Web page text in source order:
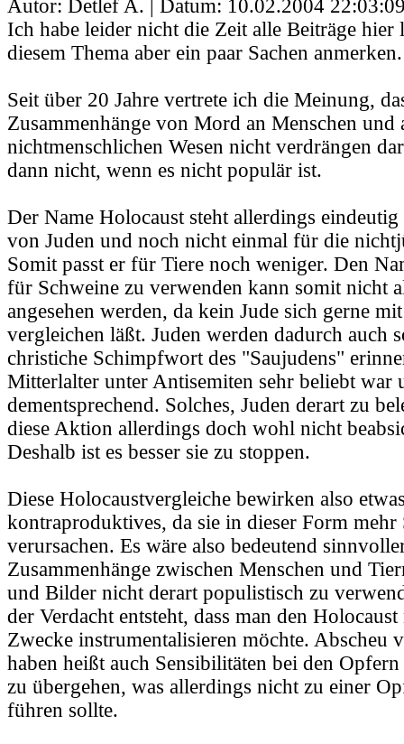
Autor: Detlef A. | Datum: 10.02.2004
Ich habe leider nicht die Zeit alle Beiträge hier
diesem Thema aber ein paar Sachen anmerken.
Seit über 20 Jahre vertrete ich die Meinung,
Zusammenhänge von Mord an Menschen und
nichtmenschlichen Wesen nicht verdrängen
dann nicht, wenn es nicht populär ist.
Der Name Holocaust steht allerdings
von Juden und noch nicht einmal für die
Somit passt er für Tiere noch weniger. Den
für Schweine zu verwenden kann somit nicht
angesehen werden, da kein Jude sich gerne
vergleichen läßt. Juden werden dadurch auch
christiche Schimpfwort des "Saujudens"
Mitterlalter unter Antisemiten sehr beliebt war
dementsprechend. Solches, Juden derart zu
diese Aktion allerdings doch wohl nicht
Deshalb ist es besser sie zu stoppen.
Diese Holocaustvergleiche bewirken also
kontraproduktives, da sie in dieser Form mehr
verursachen. Es wäre also bedeutend
Zusammenhänge zwischen Menschen und
und Bilder nicht derart populistisch zu
der Verdacht entsteht, dass man den
Zwecke instrumentalisieren möchte. Abscheu
haben heißt auch Sensibilitäten bei den
zu übergehen, was allerdings nicht zu einer
führen sollte.